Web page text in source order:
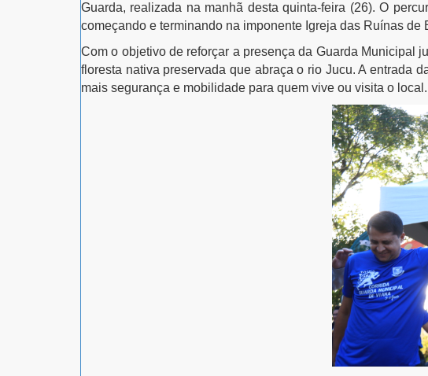
Guarda, realizada na manhã desta quinta-feira (26). O
começando e terminando na imponente Igreja das Ruínas de
Com o objetivo de reforçar a presença da Guarda Municipal
floresta nativa preservada que abraça o rio Jucu. A entrada
mais segurança e mobilidade para quem vive ou visita o local.